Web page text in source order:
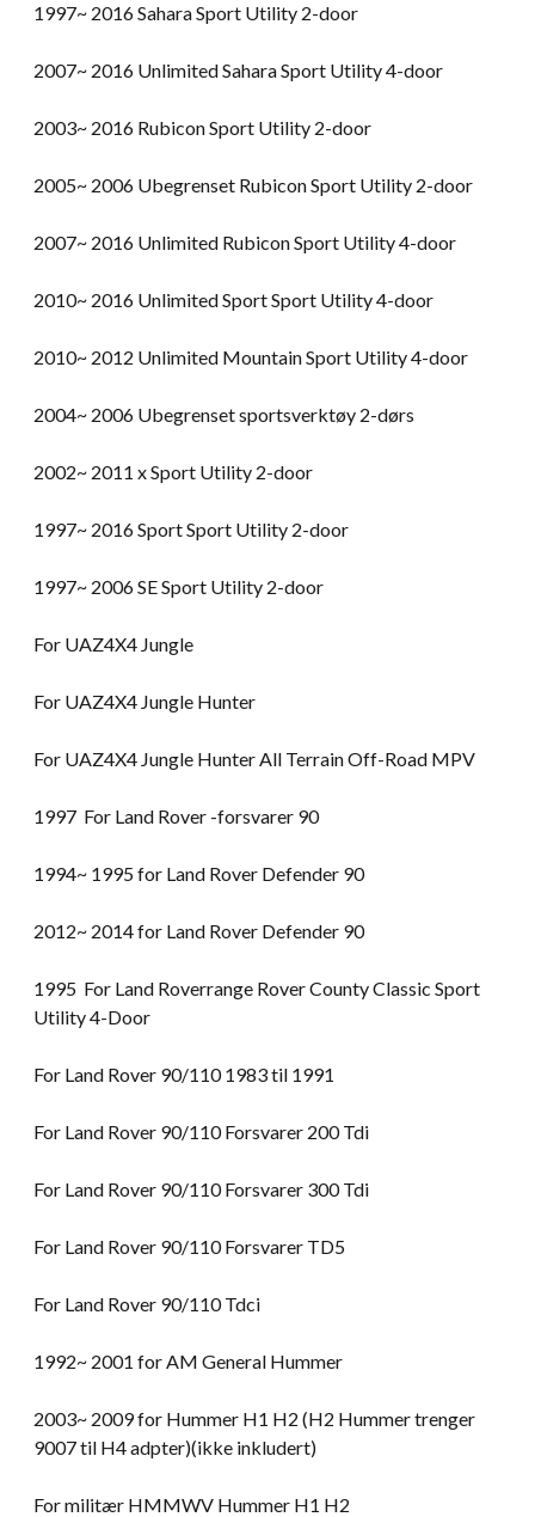
1997~ 2016 Sahara Sport Utility 2-door
2007~ 2016 Unlimited Sahara Sport Utility 4-door
2003~ 2016 Rubicon Sport Utility 2-door
2005~ 2006 Ubegrenset Rubicon Sport Utility 2-door
2007~ 2016 Unlimited Rubicon Sport Utility 4-door
2010~ 2016 Unlimited Sport Sport Utility 4-door
2010~ 2012 Unlimited Mountain Sport Utility 4-door
2004~ 2006 Ubegrenset sportsverktøy 2-dørs
2002~ 2011 x Sport Utility 2-door
1997~ 2016 Sport Sport Utility 2-door
1997~ 2006 SE Sport Utility 2-door
For UAZ4X4 Jungle
For UAZ4X4 Jungle Hunter
For UAZ4X4 Jungle Hunter All Terrain Off-Road MPV
1997 For Land Rover -forsvarer 90
1994~ 1995 for Land Rover Defender 90
2012~ 2014 for Land Rover Defender 90
1995 For Land Roverrange Rover County Classic Sport
Utility 4-Door
For Land Rover 90/110 1983 til 1991
For Land Rover 90/110 Forsvarer 200 Tdi
For Land Rover 90/110 Forsvarer 300 Tdi
For Land Rover 90/110 Forsvarer TD5
For Land Rover 90/110 Tdci
1992~ 2001 for AM General Hummer
2003~ 2009 for Hummer H1 H2 (H2 Hummer trenger
9007 til H4 adpter)(ikke inkludert)
For militær HMMWV Hummer H1 H2